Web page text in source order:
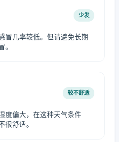
少发
冒几率较低。但请避免长期
。
较不舒适
度偏大，在这种天气条件
很舒适。